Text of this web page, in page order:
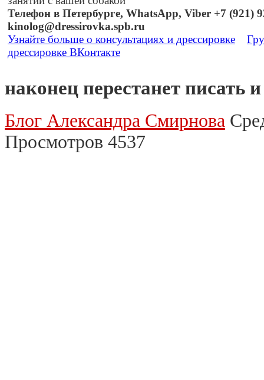
Телефон в Петербурге, WhatsApp, Viber +7 (921)
kinolog@dressirovka.spb.ru
Узнайте больше о консультациях и дрессировке
дрессировке ВКонтакте
наконец перестанет писать
Блог Александра Смирнова
Просмотров 4537